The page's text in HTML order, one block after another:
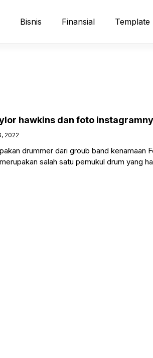
Bisnis Finansial Template
hawkins dan foto
2022
drummer dari groub band kenamaan
salah satu pemukul drum yang